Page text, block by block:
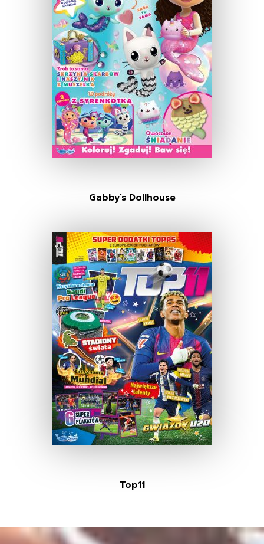
Gabby’s Dollhouse
Top11